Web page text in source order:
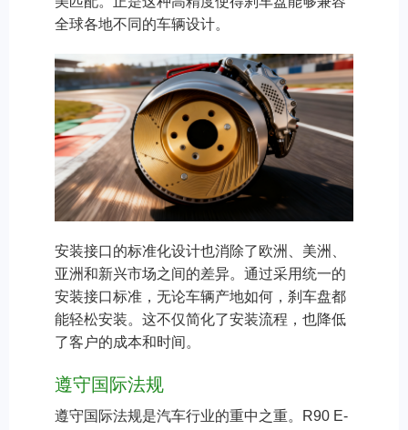
全球各地不同的车辆设计。
安装接口的标准化设计也消除了欧洲、美洲、
亚洲和新兴市场之间的差异。通过采用统一的
安装接口标准，无论车辆产地如何，刹车盘都
能轻松安装。这不仅简化了安装流程，也降低
了客户的成本和时间。
遵守国际法规
遵守国际法规是汽车行业的重中之重。R90 E-